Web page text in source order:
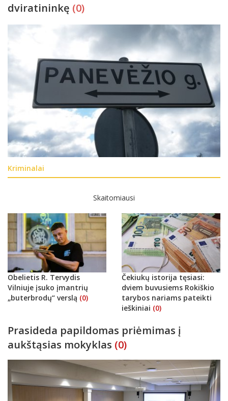
dviratininkę (0)
Kriminalai
Skaitomiausi
Obelietis R. Tervydis
Vilniuje įsuko įmantrių
„buterbrodų“ verslą (0)
Čekiukų istorija tęsiasi:
dviem buvusiems Rokiškio
tarybos nariams pateikti
ieškiniai (0)
Prasideda papildomas priėmimas į
aukštąsias mokyklas (0)